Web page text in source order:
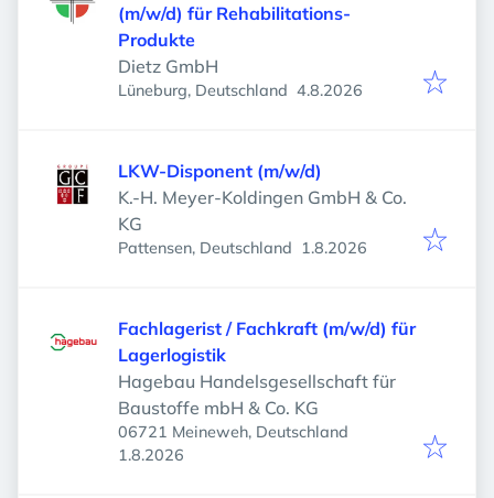
(m/w/d) für Rehabilitations-
Produkte
Dietz GmbH
Lüneburg, Deutschland Veröffentlicht
4.8.2026
LKW-Disponent (m/w/d)
K.-H. Meyer-Koldingen GmbH & Co.
KG
Pattensen, Deutschland Veröffentlicht
1.8.2026
Fachlagerist / Fachkraft (m/w/d) für
Lagerlogistik
Hagebau Handelsgesellschaft für
Baustoffe mbH & Co. KG
06721 Meineweh, Deutschland
Veröffentlicht
1.8.2026